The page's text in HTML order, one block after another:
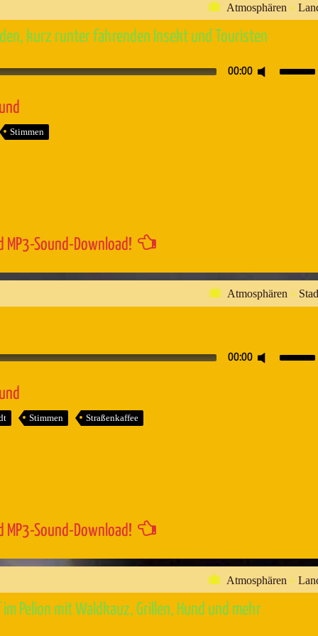
Atmosphären »
kurz runter fahrenden Insekt und Touristen
00:00
Stimmen
Sound-Download!
Atmosphären »
00:00
Stimmen Straßenkaffee
Sound-Download!
Atmosphären »
Pelion mit Waldkauz, Grillen, Hund und mehr